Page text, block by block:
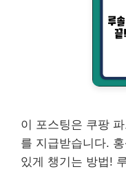
이 포스팅은 쿠팡
를 지급받습니다.
있게 챙기는 방법!